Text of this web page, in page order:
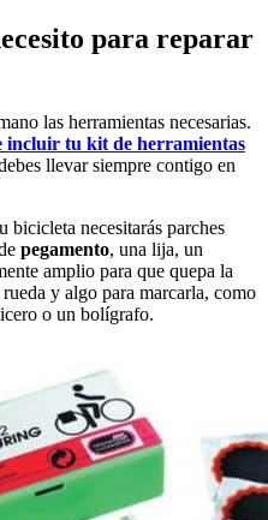
para reparar
las herramientas necesarias.
incluir tu kit de herramientas
llevar siempre contigo en
bicicleta necesitarás parches
pegamento, una lija, un
amplio para que quepa la
y algo para marcarla, como
o un bolígrafo.